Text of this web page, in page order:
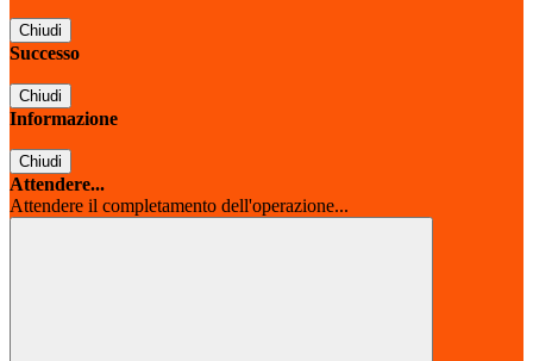
Chiudi
Successo
Chiudi
Informazione
Chiudi
Attendere...
Attendere il completamento dell'operazione...